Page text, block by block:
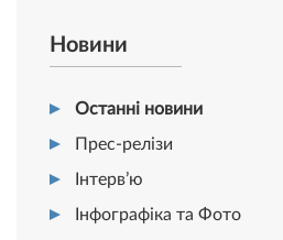
Новини
Останні новини
Прес-релізи
Інтерв’ю
Інфографіка та Фото